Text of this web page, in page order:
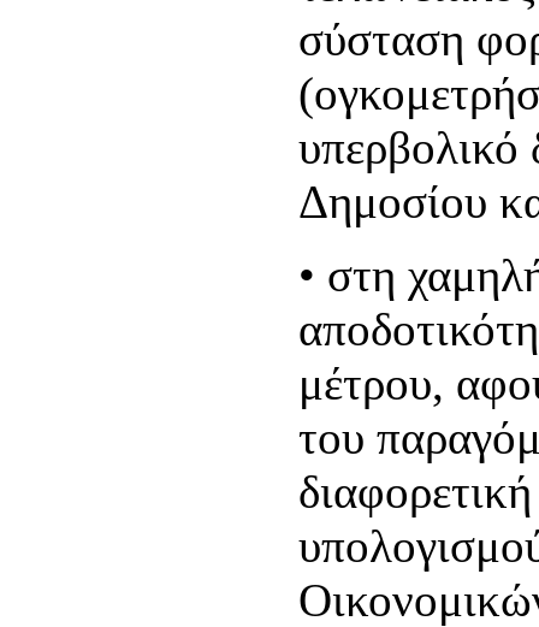
σύσταση
υπερβολικό
Δημοσίου
• στη
μέτρου,
του